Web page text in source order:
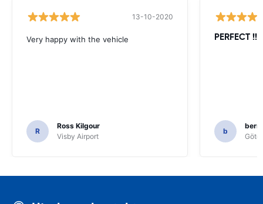
13-10-2020
Very happy with the vehicle
R
Ross Kilgour
Visby Airport
PERFECT
b